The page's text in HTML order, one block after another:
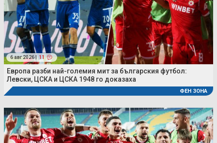
6 авг 2026 | 11
Европа разби най-големия мит за българския футбол:
Левски, ЦСКА и ЦСКА 1948 го доказаха
ФЕН ЗОНА